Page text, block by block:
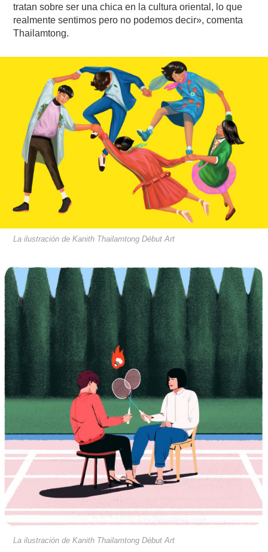
tratan sobre ser una chica en la cultura oriental, lo que
realmente sentimos pero no podemos decir», comenta
Thailamtong.
La ilustración de Kanith Thailamtong Début Art
La ilustración de Kanith Thailamtong Début Art